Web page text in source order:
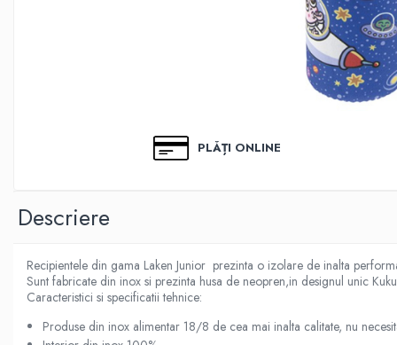
Demachiere si Curatare Ten
Pensete
Produse igiena intima
PLĂȚI ONLINE
Descriere
Recipientele din gama Laken Junior prezinta o izolare de inalta
Sunt fabricate din inox si prezinta husa de neopren,in designul unic
Caracteristici si specificatii tehnice:
Produse din inox alimentar 18/8 de cea mai inalta calitate, nu